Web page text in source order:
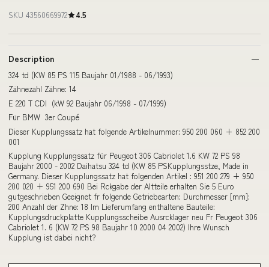
SKU 43560669972 4.5
Description
324 td (KW 85 PS 115 Baujahr 01/1988 - 06/1993)
Zähnezahl Zähne: 14
E 220 T CDI (kW 92 Baujahr 06/1998 - 07/1999)
Für BMW 3er Coupé
Dieser Kupplungssatz hat folgende Artikelnummer: 950 200 060 + 852 200
001
Kupplung Kupplungssatz für Peugeot 306 Cabriolet 1.6 KW 72 PS 98
Baujahr 2000 - 2002 Daihatsu 324 td (KW 85 PSKupplungsstze, Made in
Germany. Dieser Kupplungssatz hat folgenden Artikel : 951 200 279 + 950
200 020 + 951 200 690 Bei Rckgabe der Altteile erhalten Sie 5 Euro
gutgeschrieben Geeignet fr folgende Getriebearten: Durchmesser [mm]:
200 Anzahl der Zhne: 18 Im Lieferumfang enthaltene Bauteile:
Kupplungsdruckplatte Kupplungsscheibe Ausrcklager neu Fr Peugeot 306
Cabriolet 1. 6 (KW 72 PS 98 Baujahr 10 2000 04 2002) Ihre Wunsch
Kupplung ist dabei nicht?